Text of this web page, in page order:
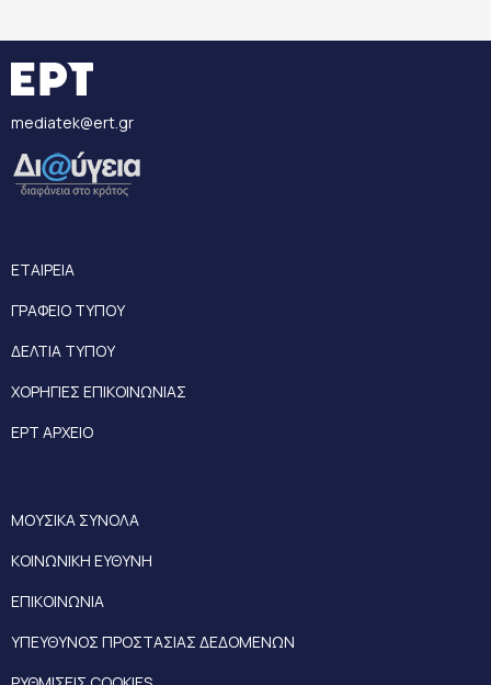
mediatek@ert.gr
ΕΤΑΙΡΕΙΑ
ΓΡΑΦΕΙΟ ΤΥΠΟΥ
ΔΕΛΤΙΑ ΤΥΠΟΥ
ΧΟΡΗΓΙΕΣ ΕΠΙΚΟΙΝΩΝΙΑΣ
ΕΡΤ ΑΡΧΕΙΟ
ΜΟΥΣΙΚΑ ΣΥΝΟΛΑ
ΚΟΙΝΩΝΙΚΗ ΕΥΘΥΝΗ
ΕΠΙΚΟΙΝΩΝΙΑ
ΥΠΕΥΘΥΝΟΣ ΠΡΟΣΤΑΣΙΑΣ ΔΕΔΟΜΕΝΩΝ